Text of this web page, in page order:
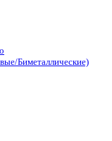
Биметаллические)